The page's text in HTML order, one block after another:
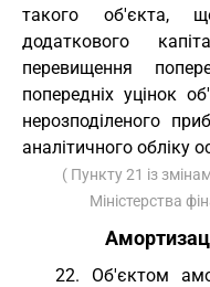
такого об'єкта,
додаткового
перевищення
попередніх уцінок
нерозподіленого
аналітичного обліку
( Пункту 21 із
Міністерства
22. Об'єктом